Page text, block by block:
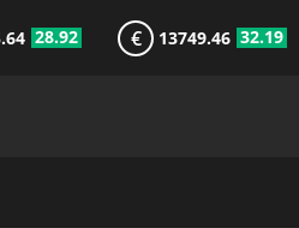
28.92 € 13749.46 32.19